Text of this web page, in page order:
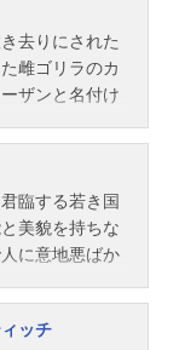
ラクター設
監督：ヘンリ
ャロライン・
ム・バート
ンタス放送形
ュール1995年
トポカホンタ
スミス：古澤
トクリフ総
佐山陽規
重雄パウアタ
台詞）、福
ィズニー映画
月24日（土）
丸幹二エスメ
ロー：日下武
ロパン：光枝
清隆ユーゴ
：末次美沙緒
ハーン監督：
デイル、カー
フィ、アイリ
ツディカー、
なること、と告
す。“本当のヒ
の勇気と冒険
るハデスの
しょうか？作品
劇場版アニメ
月26日（土）
松岡昌宏（TO
年時代）：秋山
ガラ（メ
：チャップ
をします。そ
に加わるた
年に姿を変
家を飛び出す
転では誰にも
に立とうと奮
こな守護竜ム
ろぎクリキー
ムーランの大
スケジュール1
ャストムーラ
去りにされた
雌ゴリラのカ
ザンと名付け
幼いターザン
励まします。
ークや心配性
良くなり、た
ターザン。あ
ったターザン
りの生き物の
臨する若き国
美貌を持ちな
に意地悪ばか
魔法の薬でラ
まう。城から
ッチ